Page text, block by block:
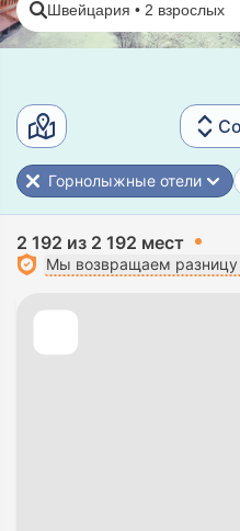
Швейцария • 2 взрослых
Горнолыжные отели
2 192 из 2 192 мест
Мы возвращаем разницу